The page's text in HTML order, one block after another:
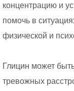
концентрацию и
помочь в
физической и
Глицин может
тревожных